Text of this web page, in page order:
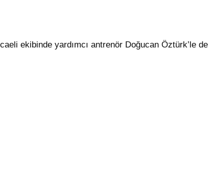
ekibinde yardımcı antrenör Doğucan Öztürk’le de